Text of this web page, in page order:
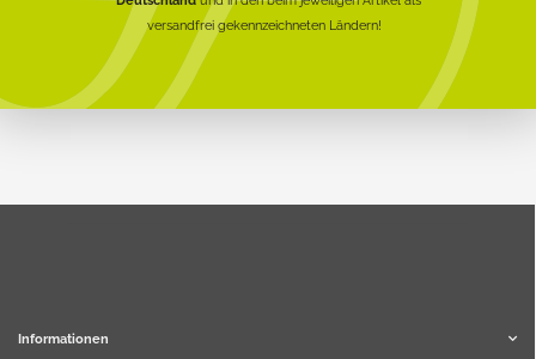
versandfrei gekennzeichneten Ländern!
Informationen